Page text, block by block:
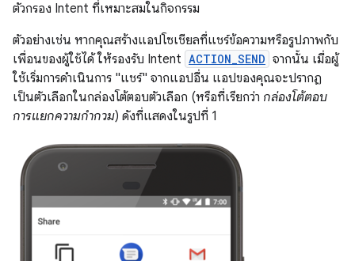
ตัวกรอง Intent ที่เหมาะสมในกิจกรรม
ตัวอย่างเช่น หากคุณสร้างแอปโซเชียลที่แชร์ข้อความหรือรูปภาพกับ
เพื่อนของผู้ใช้ได้ ให้รองรับ Intent ACTION_SEND จากนั้น เมื่อผู้
ใช้เริ่มการดำเนินการ "แชร์" จากแอปอื่น แอปของคุณจะปรากฏ
เป็นตัวเลือกในกล่องโต้ตอบตัวเลือก (หรือที่เรียกว่า กล่องโต้ตอบ
การแยกความกำกวม) ดังที่แสดงในรูปที่ 1